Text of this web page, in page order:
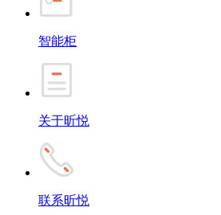
智能柜
关于昕悦
联系昕悦